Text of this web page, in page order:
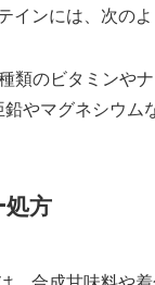
インには、次の
種類のビタミンや
鉛やマグネシウム
方